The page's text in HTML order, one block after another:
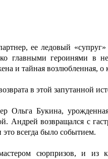
ее ледовый
главными героинями в
и тайная возлюбленная,
в этой запутанной
Ольга Букина,
Андрей возвращался с
всегда было событием.
сюрпризов, и из